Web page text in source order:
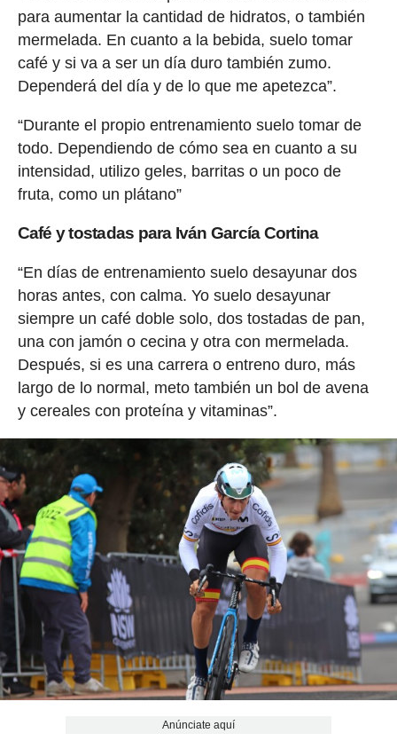
para aumentar la cantidad de hidratos, o también
mermelada. En cuanto a la bebida, suelo tomar
café y si va a ser un día duro también zumo.
Dependerá del día y de lo que me apetezca”.
“Durante el propio entrenamiento suelo tomar de
todo. Dependiendo de cómo sea en cuanto a su
intensidad, utilizo geles, barritas o un poco de
fruta, como un plátano”
Café y tostadas para Iván García Cortina
“En días de entrenamiento suelo desayunar dos
horas antes, con calma. Yo suelo desayunar
siempre un café doble solo, dos tostadas de pan,
una con jamón o cecina y otra con mermelada.
Después, si es una carrera o entreno duro, más
largo de lo normal, meto también un bol de avena
y cereales con proteína y vitaminas”.
Anúnciate aquí